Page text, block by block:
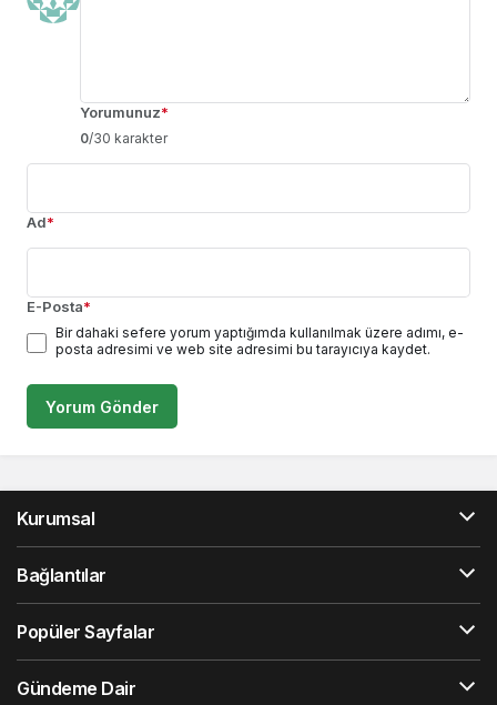
Yorumunuz*
0/30 karakter
Ad*
E-Posta*
Bir dahaki sefere yorum yaptığımda kullanılmak üzere adımı, e-
posta adresimi ve web site adresimi bu tarayıcıya kaydet.
Yorum Gönder
Kurumsal
Bağlantılar
Popüler Sayfalar
Gündeme Dair